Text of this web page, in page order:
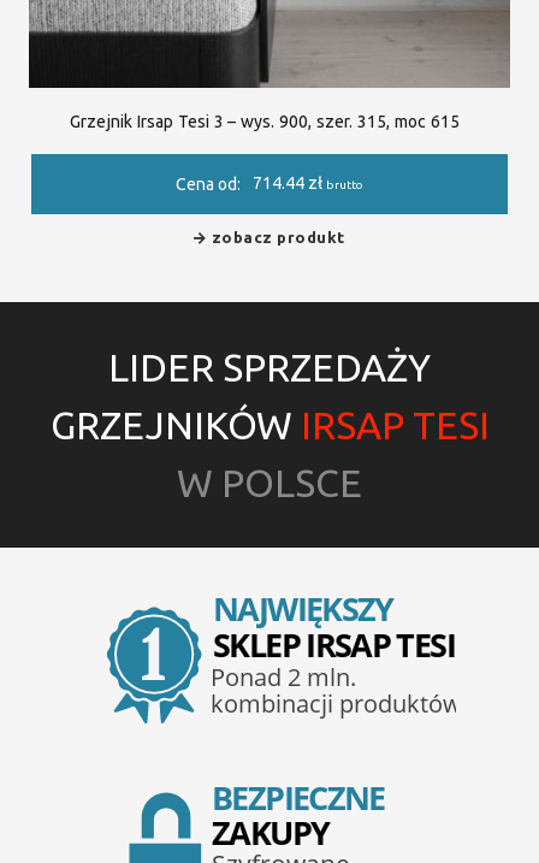
Grzejnik Irsap Tesi 3 – wys. 900, szer. 315, moc 615
Cena od: 714.44 zł brutto
zobacz produkt
LIDER SPRZEDAŻY
GRZEJNIKÓW IRSAP TESI
W POLSCE